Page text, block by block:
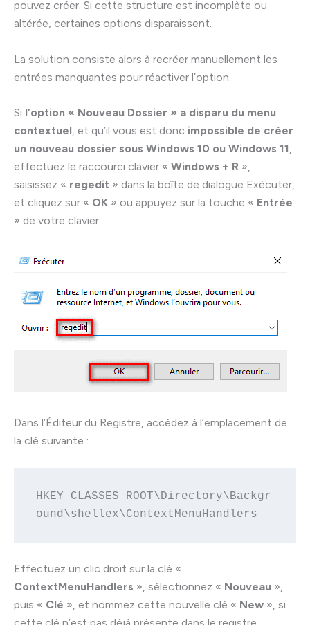
pouvez créer. Si cette structure est incomplète ou
altérée, certaines options disparaissent.
La solution consiste alors à recréer manuellement les
entrées manquantes pour réactiver l’option.
Si l’option « Nouveau Dossier » a disparu du menu
contextuel, et qu’il vous est donc impossible de créer
un nouveau dossier sous Windows 10 ou Windows 11,
effectuez le raccourci clavier « Windows + R »,
saisissez « regedit » dans la boîte de dialogue Exécuter,
et cliquez sur « OK » ou appuyez sur la touche « Entrée
» de votre clavier.
Dans l’Éditeur du Registre, accédez à l’emplacement de
la clé suivante :
HKEY_CLASSES_ROOT\Directory\Backgr
ound\shellex\ContextMenuHandlers
Effectuez un clic droit sur la clé «
ContextMenuHandlers », sélectionnez « Nouveau »,
puis « Clé », et nommez cette nouvelle clé « New », si